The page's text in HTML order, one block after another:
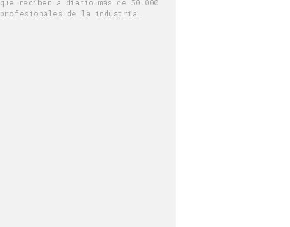
que reciben a diario más de 50.000
profesionales de la industria.